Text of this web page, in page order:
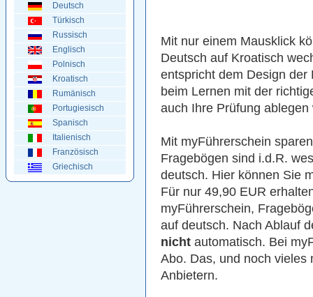
Deutsch
Türkisch
Russisch
Englisch
Polnisch
Kroatisch
Rumänisch
Portugiesisch
Spanisch
Italienisch
Französisch
Griechisch
Mit nur einem Mausklick
Deutsch auf Kroatisch
entspricht dem Design
beim Lernen mit der
auch Ihre Prüfung ablegen
Mit myFührerschein
Fragebögen sind i.d.R.
deutsch. Hier können Sie
Für nur 49,90 EUR
myFührerschein,
auf deutsch. Nach Ablauf
nicht automatisch. Bei
Abo. Das, und noch vieles
Anbietern.